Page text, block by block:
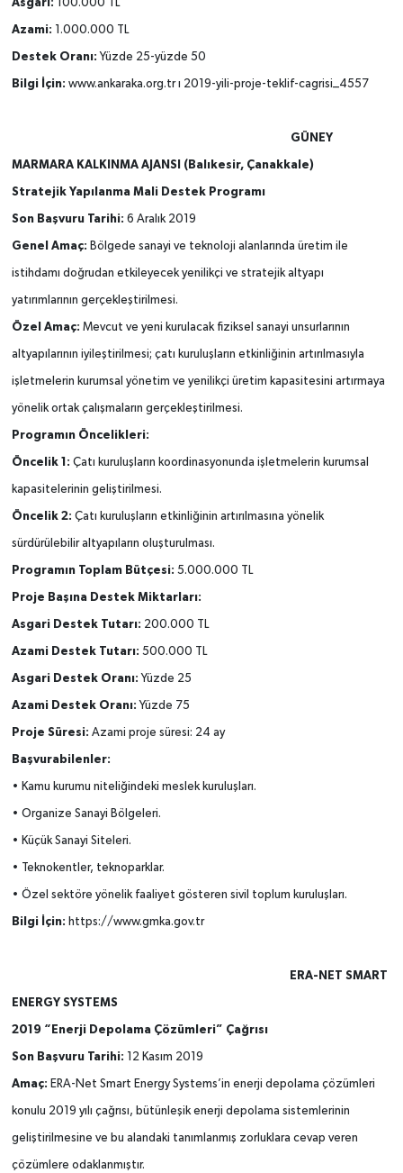
Asgari: 100.000 TL
Azami: 1.000.000 TL
Destek Oranı: Yüzde 25-yüzde 50
Bilgi İçin: www.ankaraka.org.tr ı 2019-yili-proje-teklif-cagrisi_4557
GÜNEY
MARMARA KALKINMA AJANSI (Balıkesir, Çanakkale)
Stratejik Yapılanma Mali Destek Programı
Son Başvuru Tarihi: 6 Aralık 2019
Genel Amaç: Bölgede sanayi ve teknoloji alanlarında üretim ile
istihdamı doğrudan etkileyecek yenilikçi ve stratejik altyapı
yatırımlarının gerçekleştirilmesi.
Özel Amaç: Mevcut ve yeni kurulacak fiziksel sanayi unsurlarının
altyapılarının iyileştirilmesi; çatı kuruluşların etkinliğinin artırılmasıyla
işletmelerin kurumsal yönetim ve yenilikçi üretim kapasitesini artırmaya
yönelik ortak çalışmaların gerçekleştirilmesi.
Programın Öncelikleri:
Öncelik 1: Çatı kuruluşların koordinasyonunda işletmelerin kurumsal
kapasitelerinin geliştirilmesi.
Öncelik 2: Çatı kuruluşların etkinliğinin artırılmasına yönelik
sürdürülebilir altyapıların oluşturulması.
Programın Toplam Bütçesi: 5.000.000 TL
Proje Başına Destek Miktarları:
Asgari Destek Tutarı: 200.000 TL
Azami Destek Tutarı: 500.000 TL
Asgari Destek Oranı: Yüzde 25
Azami Destek Oranı: Yüzde 75
Proje Süresi: Azami proje süresi: 24 ay
Başvurabilenler:
• Kamu kurumu niteliğindeki meslek kuruluşları.
• Organize Sanayi Bölgeleri.
• Küçük Sanayi Siteleri.
• Teknokentler, teknoparklar.
• Özel sektöre yönelik faaliyet gösteren sivil toplum kuruluşları.
Bilgi İçin: https://www.gmka.gov.tr
ERA-NET SMART
ENERGY SYSTEMS
2019 “Enerji Depolama Çözümleri” Çağrısı
Son Başvuru Tarihi: 12 Kasım 2019
Amaç: ERA-Net Smart Energy Systems’in enerji depolama çözümleri
konulu 2019 yılı çağrısı, bütünleşik enerji depolama sistemlerinin
geliştirilmesine ve bu alandaki tanımlanmış zorluklara cevap veren
çözümlere odaklanmıştır.